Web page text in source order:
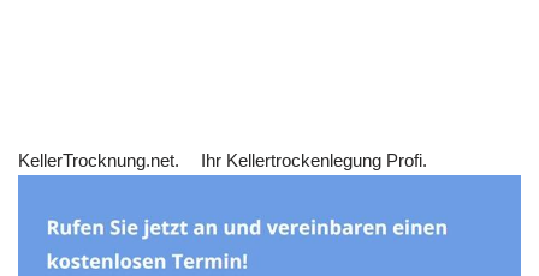
KellerTrocknung.net. Ihr Kellertrockenlegung Profi.